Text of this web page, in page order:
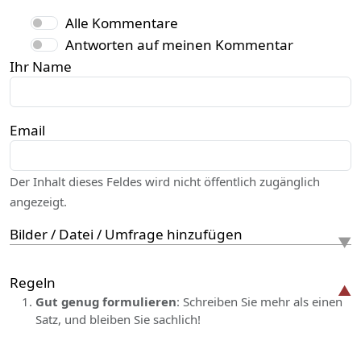
Alle Kommentare
Antworten auf meinen Kommentar
Ihr Name
Email
Der Inhalt dieses Feldes wird nicht öffentlich zugänglich
angezeigt.
Bilder / Datei / Umfrage hinzufügen
Regeln
Gut genug formulieren: Schreiben Sie mehr als einen
Satz, und bleiben Sie sachlich!